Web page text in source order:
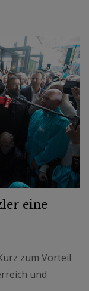
eine
zum Vorteil
und